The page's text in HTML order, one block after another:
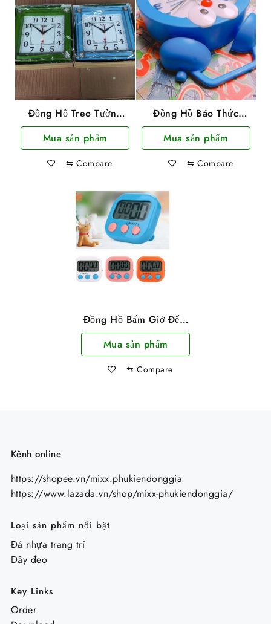
Đồng Hồ Treo Tường
Laba Loại Vuông
Mua sản phẩm
⇆ Compare
Đồng Hồ Báo Thức
Hình Doremon
Mua sản phẩm
⇆ Compare
Đồng Hồ Bấm Giờ Đếm
Ngược Có Giá Đỡ
Mua sản phẩm
⇆ Compare
Kênh online
https://shopee.vn/mixx.phukiendonggia
https://www.lazada.vn/shop/mixx-phukiendonggia/
Loại sản phẩm nổi bật
Đá nhựa trang trí
Dây đeo
Key Links
Order